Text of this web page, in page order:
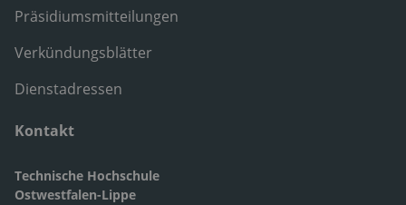
Präsidiumsmitteilungen
Verkündungsblätter
Dienstadressen
Kontakt
Technische Hochschule
Ostwestfalen-Lippe